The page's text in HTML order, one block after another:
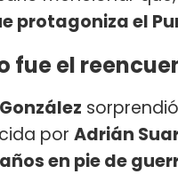
protagoniza el
fue el
por Adrián
años en pie de